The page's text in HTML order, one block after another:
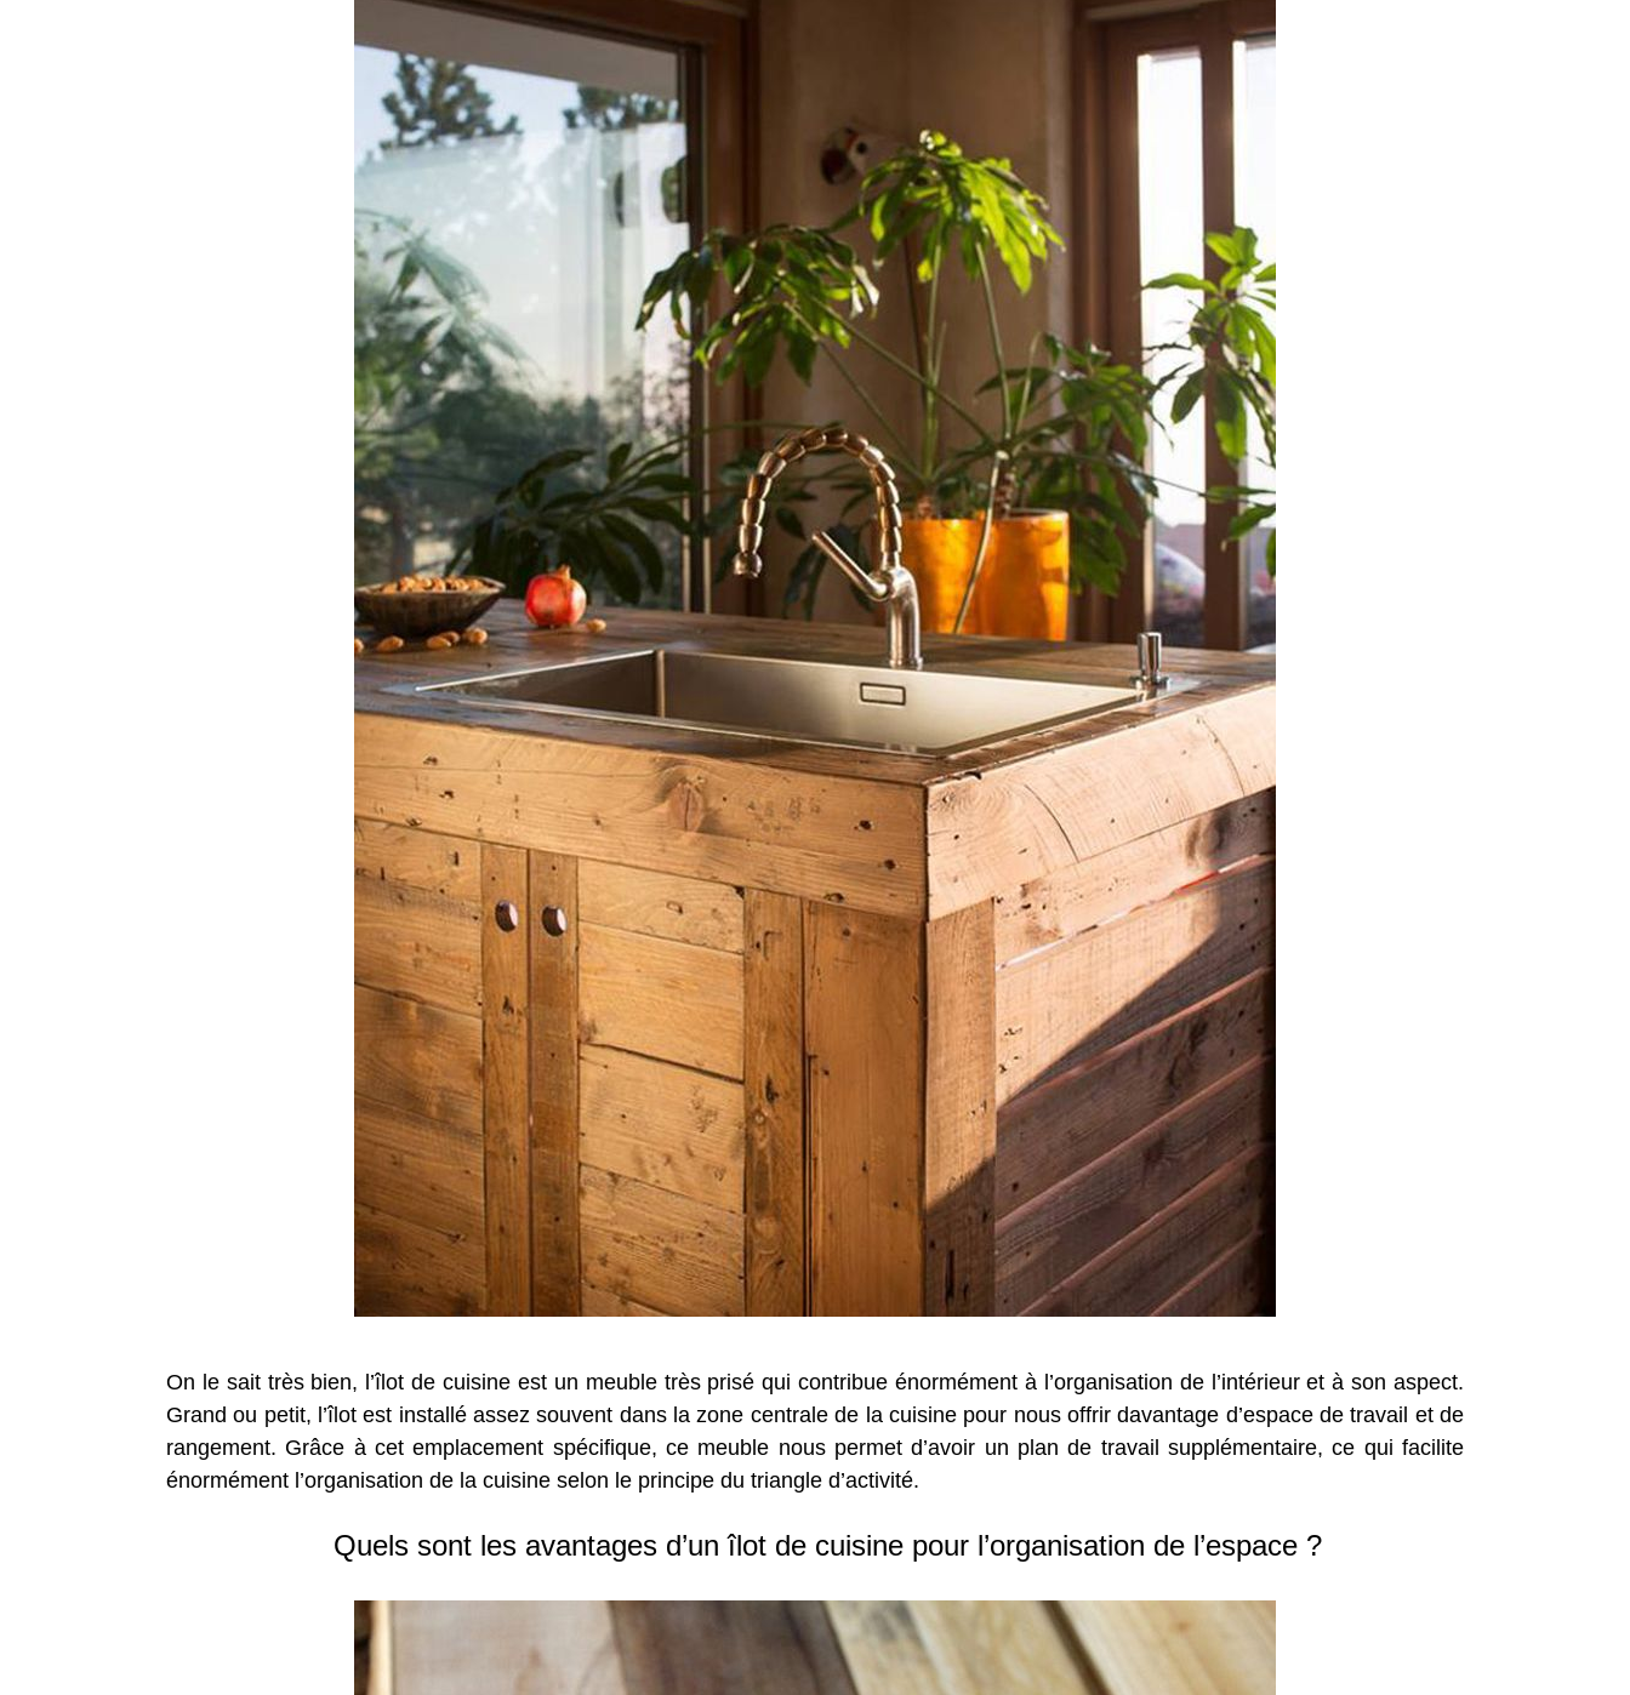
On le sait très bien, l’îlot de cuisine est un meuble très prisé qui contribue énormément à l’organisation de l’intérieur et à son aspect.
Grand ou petit, l’îlot est installé assez souvent dans la zone centrale de la cuisine pour nous offrir davantage d’espace de travail et de
rangement. Grâce à cet emplacement spécifique, ce meuble nous permet d’avoir un plan de travail supplémentaire, ce qui facilite
énormément l’organisation de la cuisine selon le principe du triangle d’activité.
Quels sont les avantages d’un îlot de cuisine pour l’organisation de l’espace ?